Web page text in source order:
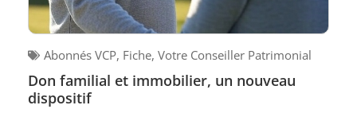
Abonnés VCP, Fiche, Votre Conseiller Patrimonial
Don familial et immobilier, un nouveau
dispositif